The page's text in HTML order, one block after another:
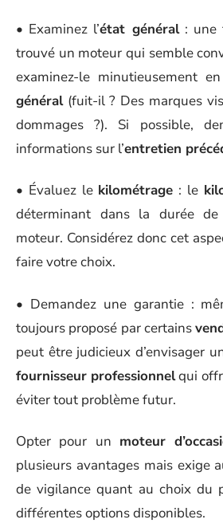
• Examinez l’état général: une
trouvé un moteur qui semble
examinez-le minutieusement
général(fuit-il ? Des marques
dommages ?). Si possible,
informations sur l’entretien
• Évaluez le kilométrage : le
déterminant dans la durée
moteur. Considérez donc cet
faire votre choix.
• Demandez une garantie :
toujours proposé par certains
peut être judicieux d’envisager
fournisseur professionnelqui
éviter tout problème futur.
Opter pour un moteur
plusieurs avantages mais exige
de vigilance quant au choix du
différentes options disponibles.